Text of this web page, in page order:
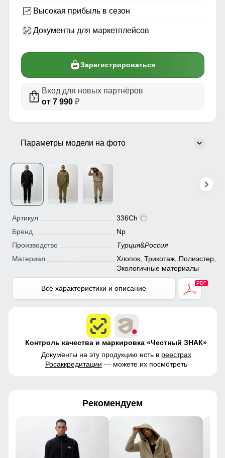
Высокая прибыль в сезон
Документы для маркетплейсов
Зарегистрироваться
Вход для новых партнёров
от 7 990₽
Параметры модели на фото
Артикул
336Ch
Бренд
Np
Производство
Турция&Россия
Материал
Хлопок, Трикотаж, Полиэстер,
Экологичные материалы
Все характеристики и описание
Контроль качества и маркировка «Честный ЗНАК»
Документы на эту продукцию есть в реестрах
Росаккредитации — можете их посмотреть
Рекомендуем